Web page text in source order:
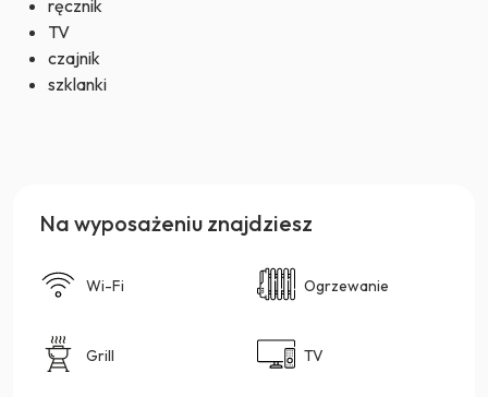
ręcznik
TV
czajnik
szklanki
Na wyposażeniu znajdziesz
Wi-Fi Ogrzewanie
Grill TV